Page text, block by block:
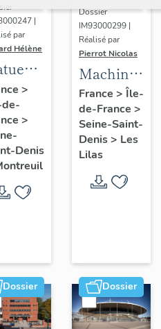
|
par
Hélène
>
>
Denis
Dossier
IM93000299 |
Réalisé par
Pierrot Nicolas
Machine
à
déchiqueter
et à
épurer
France > Île-
de-France >
Seine-Saint-
Denis> Les
Lilas
Dossier Dossier